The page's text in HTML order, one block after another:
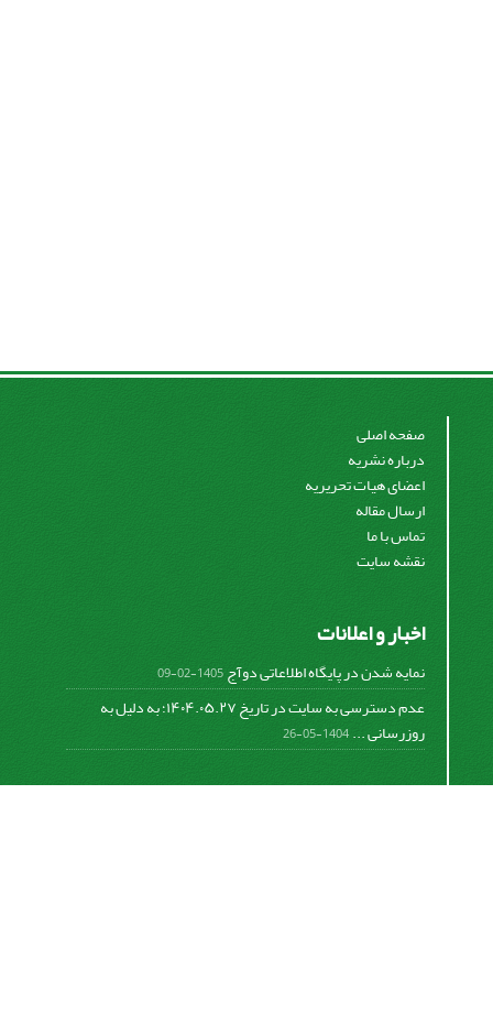
صفحه اصلی
درباره نشریه
اعضای هیات تحریریه
ارسال مقاله
تماس با ما
نقشه سایت
اخبار و اعلانات
نمایه شدن در پایگاه اطلاعاتی دوآج1405-02-09
عدم دسترسی به سایت در تاریخ ۱۴۰۴.۰۵.۲۷؛ به دلیل به
روزرسانی ...1404-05-26